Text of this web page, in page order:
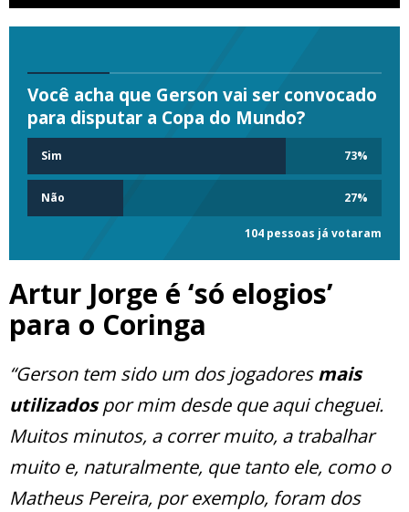
Você acha que Gerson vai ser convocado
para disputar a Copa do Mundo?
Sim 73%
Não 27%
104 pessoas já votaram
Artur Jorge é ‘só elogios’
para o Coringa
“Gerson tem sido um dos jogadoresmais
utilizadospor mim desde que aqui cheguei.
Muitos minutos, a correr muito, a trabalhar
muito e, naturalmente, que tanto ele, como o
Matheus Pereira, por exemplo, foram dos